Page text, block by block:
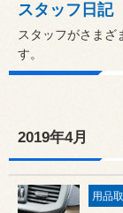
スタッフ日記
スタッフがさまざ
す。
2019年4月